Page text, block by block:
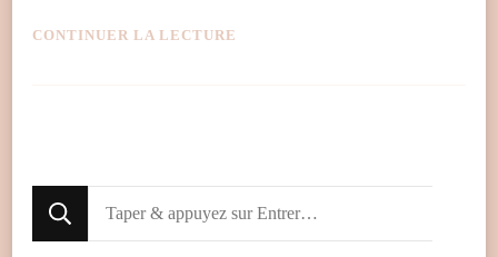
CONTINUER LA LECTURE
Looking
for